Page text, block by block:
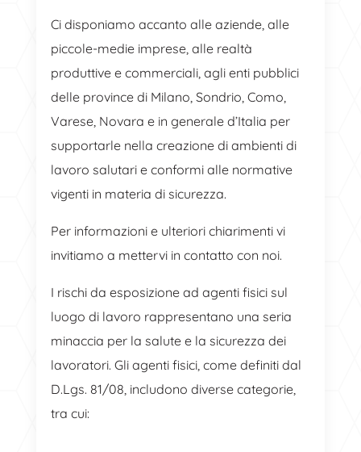
Ci disponiamo accanto alle aziende, alle
piccole-medie imprese, alle realtà
produttive e commerciali, agli enti pubblici
delle province di Milano, Sondrio, Como,
Varese, Novara e in generale d’Italia per
supportarle nella creazione di ambienti di
lavoro salutari e conformi alle normative
vigenti in materia di sicurezza.
Per informazioni e ulteriori chiarimenti vi
invitiamo a mettervi in contatto con noi.
I rischi da esposizione ad agenti fisici sul
luogo di lavoro rappresentano una seria
minaccia per la salute e la sicurezza dei
lavoratori. Gli agenti fisici, come definiti dal
D.Lgs. 81/08, includono diverse categorie,
tra cui: